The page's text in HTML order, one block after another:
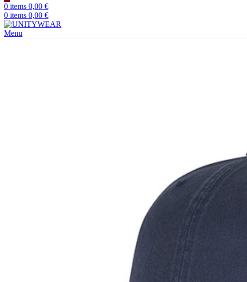
0 items 0,00 €
0 items 0,00 €
Menu